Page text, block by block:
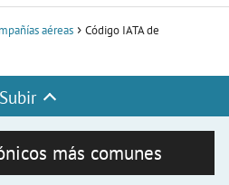
aéreas
Código IATA de
Subir
más comunes